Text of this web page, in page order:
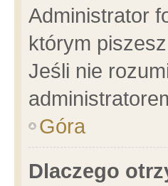
Administrator
którym
Jeśli nie
Góra
Dlaczego